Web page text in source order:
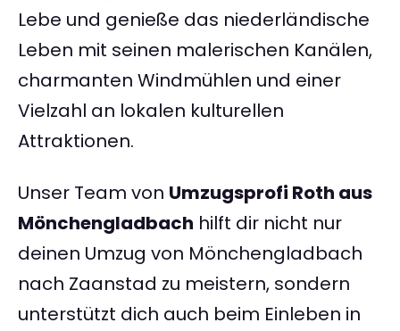
Lebe und genieße das niederländische
Leben mit seinen malerischen Kanälen,
charmanten Windmühlen und einer
Vielzahl an lokalen kulturellen
Attraktionen.
Unser Team von Umzugsprofi Roth aus
Mönchengladbach hilft dir nicht nur
deinen Umzug von Mönchengladbach
nach Zaanstad zu meistern, sondern
unterstützt dich auch beim Einleben in